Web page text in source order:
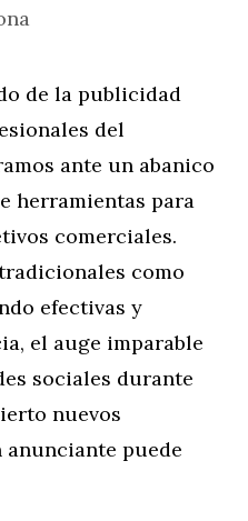
de la publicidad
del
ante un abanico
herramientas para
comerciales.
como
efectivas y
el auge imparable
sociales durante
nuevos
puede